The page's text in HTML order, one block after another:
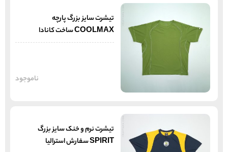
تیشرت سایز بزرگ پارچه
COOLMAX ساخت کانادا
ناموجود
تیشرت نرم و خنک سایز بزرگ
SPIRIT سفارش استرالیا